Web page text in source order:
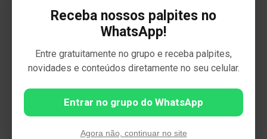
Receba nossos palpites no
WhatsApp!
Entre gratuitamente no grupo e receba palpites,
novidades e conteúdos diretamente no seu celular.
Entrar no grupo do WhatsApp
Agora não, continuar no site